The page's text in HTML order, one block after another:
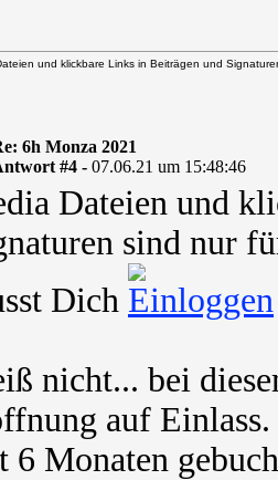
und klickbare Links in Beiträgen und
6h Monza 2021
#4 - 07.06.21 um 15:48:46
Dateien und
sind nur
Dich
nicht... bei
auf
6 Monaten